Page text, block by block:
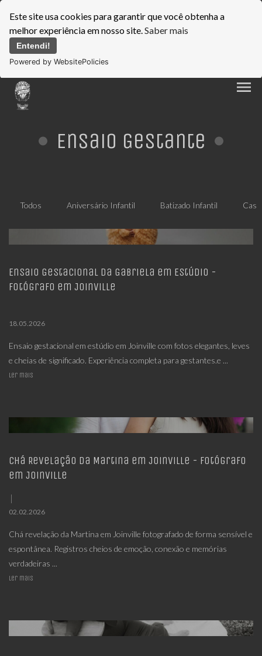
Este site usa cookies para garantir que você obtenha a
melhor experiência em nosso site.Saber mais
Entendi!
Powered by WebsitePolicies
menu
Ensaio Gestante
Todos Aniversário Infantil Batizado Infantil
Ensaio Gestacional da Gabriela em Estúdio -
Fotógrafo em Joinville
18.05.2026
Ensaio gestacional em estúdio em Joinville com fotos elegantes, leves
e cheias de significado. Experiência completa para gestantes.e ...
Ler mais
Chá Revelação da Martina em Joinville - Fotógrafo
em Joinville
02.02.2026
Chá revelação da Martina em Joinville fotografado de forma sensível e
espontânea. Registros cheios de emoção, conexão e memórias
verdadeiras ...
Ler mais